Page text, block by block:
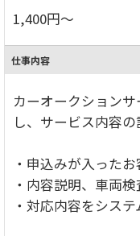
1,400円～
仕事内容
カーオークション
し、サービス内容の
・申込みが入った
・内容説明、車両
・対応内容をシス